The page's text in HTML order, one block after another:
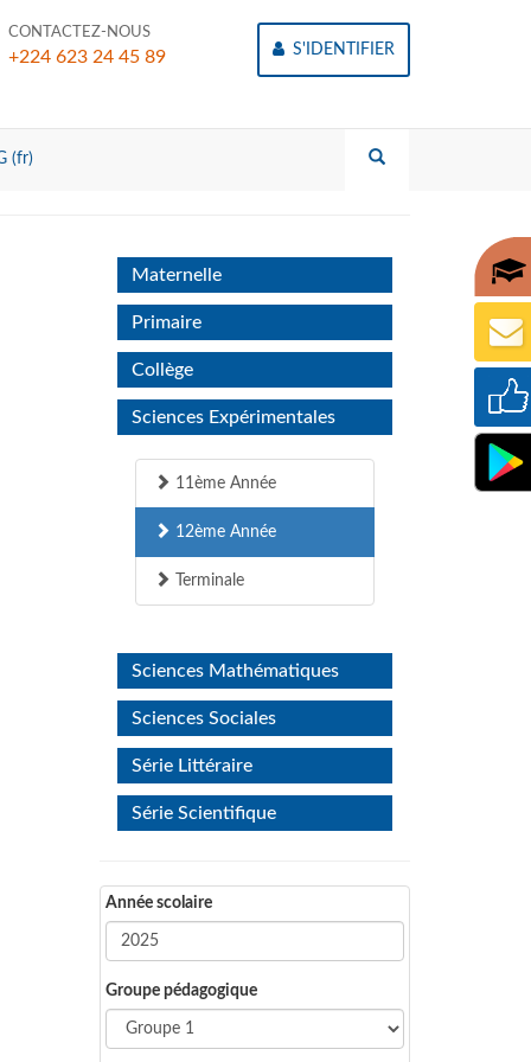
CONTACTEZ-NOUS
+224 623 24 45 89 S'IDENTIFIER
(fr)
Maternelle
Primaire
Collège
Sciences Expérimentales
11ème Année
12ème Année
Terminale
Sciences Mathématiques
Sciences Sociales
Série Littéraire
Série Scientifique
Année scolaire
Groupe pédagogique